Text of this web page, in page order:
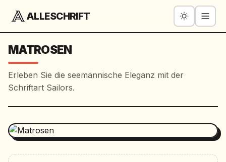
ALLESCHRIFT
MATROSEN
Erleben Sie die seemännische Eleganz mit der
Schriftart Sailors.